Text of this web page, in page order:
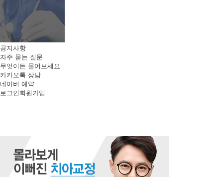
공지사항
자주 묻는 질문
무엇이든 물어보세요
카카오톡 상담
네이버 예약
로그인 회원가입